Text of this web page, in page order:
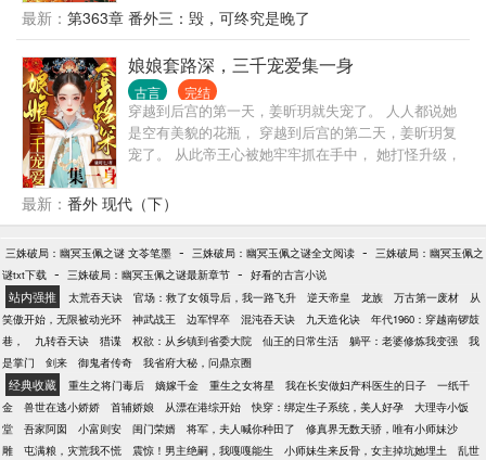
她不要了！ 谁知，国公府却把她接了回去，当成宝宠
上了天！ 另有三个风华绝代的大堂哥，化身宠妹狂
魔。 甚至，西夜国第一美男夜澜宸亲自化身护花使
者，将她宠成了全天下最让人羡慕的女子。 这个时
候，他那几个亲哥哥去却一个比一个惨。 亲大哥，被
白莲花妹妹弄瘸了双腿！ 亲二哥，被害成了西夜最大
的贪官，人人喊打！ 亲三哥，被贬成了平民，每天都
要去街上挑粪！ 还有她那偏心到咯吱窝的长公主母
秃头了！ 想要求原谅？ 哼！ 下辈子，下下辈子，做
梦都别想！
最新： 第363章 番外三：毁，可终究是晚了
娘娘套路深，三千宠爱集一身
古言 完结
穿越到后宫的第一天，姜昕玥就失宠了。 人人都说她
是空有美貌的花瓶， 穿越到后宫的第二天，姜昕玥复
宠了。 从此帝王心被她牢牢抓在手中， 她打怪升级，
色起意，后来是为色所迷，谁知道这个女人还有多少
面是朕不知道的？ 姜昕玥：皇帝就是后宫中血条最粗
Ps:女主一心搞事业，只想富贵荣华，锦衣玉食过一
生，吹拿唱打样样精通，千层套路拿下皇帝。 宣武帝
不重女色，更爱江山，但似乎却栽在了当初自己厌弃
的嫔妃手里。
最新： 番外 现代（下）
三姝破局：幽冥玉佩之谜 文苓笔墨 - 三姝破局：幽冥玉佩之谜全文阅读 - 三姝破局：幽冥玉佩之
谜txt下载 - 三姝破局：幽冥玉佩之谜最新章节 - 好看的古言小说
站内强推 太荒吞天诀 官场：救了女领导后，我一路飞升 逆天帝皇 龙族 万古第一废材
从
笑傲开始，无限被动光环
神武战王 边军悍卒 混沌吞天诀 九天造化诀
年代1960：穿越南锣鼓
巷，
九转吞天诀 猎谍 权欲：从乡镇到省委大院 仙王的日常生活 躺平：老婆修炼我变强
我
是掌门
剑来 御鬼者传奇 我省府大秘，问鼎京圈
经典收藏 重生之将门毒后 嫡嫁千金 重生之女将星 我在长安做妇产科医生的日子
一纸千
金
兽世在逃小娇娇 首辅娇娘 从漂在港综开始 快穿：绑定生子系统，美人好孕
大理寺小饭
堂
吾家阿囡 小富则安 闺门荣婿 将军，夫人喊你种田了
修真界无数天骄，唯有小师妹沙
雕
屯满粮，灾荒我不慌 震惊！男主绝嗣，我嘎嘎能生 小师妹生来反骨，女主掉坑她埋土
乱世